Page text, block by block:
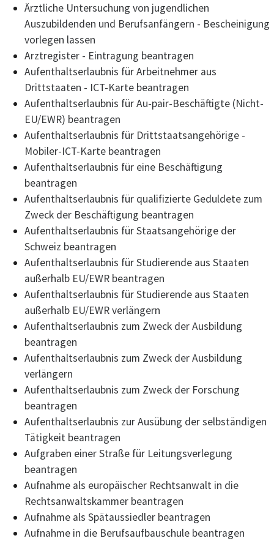
Ärztliche Untersuchung von jugendlichen
Auszubildenden und Berufsanfängern - Bescheinigung
vorlegen lassen
Arztregister - Eintragung beantragen
Aufenthaltserlaubnis für Arbeitnehmer aus
Drittstaaten - ICT-Karte beantragen
Aufenthaltserlaubnis für Au-pair-Beschäftigte (Nicht-
EU/EWR) beantragen
Aufenthaltserlaubnis für Drittstaatsangehörige -
Mobiler-ICT-Karte beantragen
Aufenthaltserlaubnis für eine Beschäftigung
beantragen
Aufenthaltserlaubnis für qualifizierte Geduldete zum
Zweck der Beschäftigung beantragen
Aufenthaltserlaubnis für Staatsangehörige der
Schweiz beantragen
Aufenthaltserlaubnis für Studierende aus Staaten
außerhalb EU/EWR beantragen
Aufenthaltserlaubnis für Studierende aus Staaten
außerhalb EU/EWR verlängern
Aufenthaltserlaubnis zum Zweck der Ausbildung
beantragen
Aufenthaltserlaubnis zum Zweck der Ausbildung
verlängern
Aufenthaltserlaubnis zum Zweck der Forschung
beantragen
Aufenthaltserlaubnis zur Ausübung der selbständigen
Tätigkeit beantragen
Aufgraben einer Straße für Leitungsverlegung
beantragen
Aufnahme als europäischer Rechtsanwalt in die
Rechtsanwaltskammer beantragen
Aufnahme als Spätaussiedler beantragen
Aufnahme in die Berufsaufbauschule beantragen